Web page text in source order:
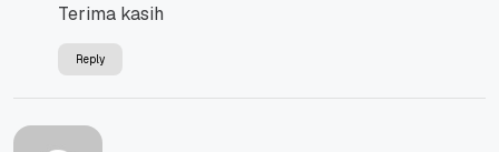
Terima kasih
Reply